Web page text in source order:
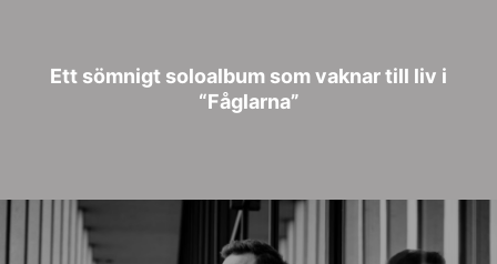
Ett sömnigt soloalbum som vaknar till liv i
“Fåglarna”